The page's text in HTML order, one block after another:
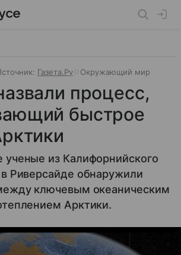
Газета.Ру Окружающий мир
процесс,
быстрое
ученые из Калифорнийского
Риверсайде обнаружили
ключевым океаническим
Арктики.